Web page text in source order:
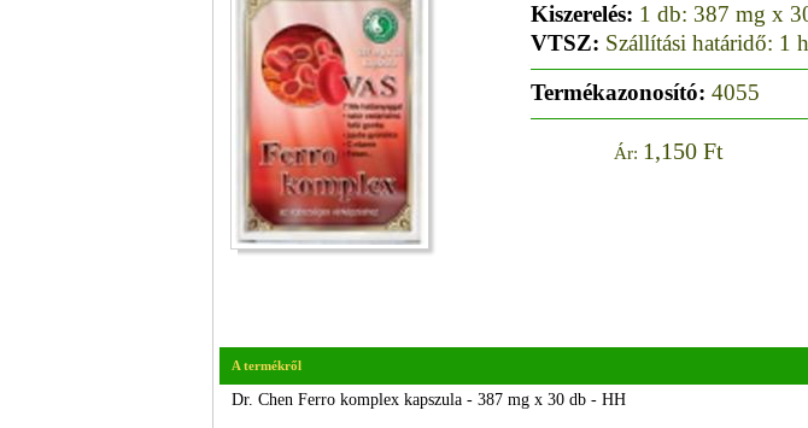
Kiszerelés: 1 db: 387 mg x
VTSZ: Szállítási határidő: 1
Termékazonosító: 4055
Ár: 1,150 Ft
A termékről
Dr. Chen Ferro komplex kapszula - 387 mg x 30 db - HH